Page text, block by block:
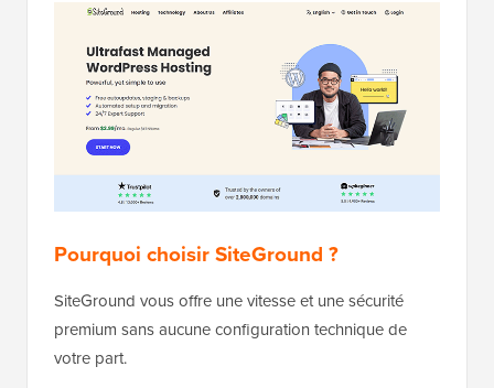
Pourquoi choisir SiteGround ?
SiteGround vous offre une vitesse et une sécurité
premium sans aucune configuration technique de
votre part.